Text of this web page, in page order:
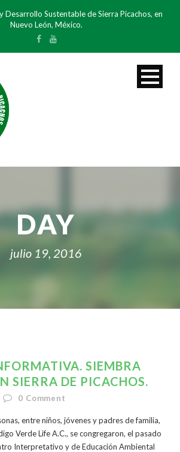
Desarrollo Sustentable de Sierra Picachos, en
Nuevo León, México.
DAY
julio 19, 2016
SIEMBRA
SIERRA DE PICACHOS.
0 Comment
entre niños, jóvenes y padres de familia,
Verde Life A.C., se congregaron, el pasado
Interpretativo y de Educación Ambiental